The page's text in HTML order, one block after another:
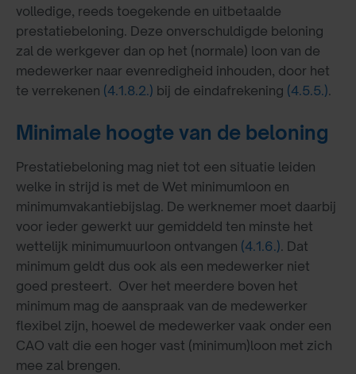
volledige, reeds toegekende en uitbetaalde
prestatiebeloning. Deze onverschuldigde beloning
zal de werkgever dan op het (normale) loon van de
medewerker naar evenredigheid inhouden, door het
te verrekenen (4.1.8.2.) bij de eindafrekening (4.5.5.).
Minimale hoogte van de beloning
Prestatiebeloning mag niet tot een situatie leiden
welke in strijd is met de Wet minimumloon en
minimumvakantiebijslag. De werknemer moet daarbij
voor ieder gewerkt uur gemiddeld ten minste het
wettelijk minimumuurloon ontvangen (4.1.6.). Dat
minimum geldt dus ook als een medewerker niet
goed presteert. Over het meerdere boven het
minimum mag de aanspraak van de medewerker
flexibel zijn, hoewel de medewerker vaak onder een
CAO valt die een hoger vast (minimum)loon met zich
mee zal brengen.